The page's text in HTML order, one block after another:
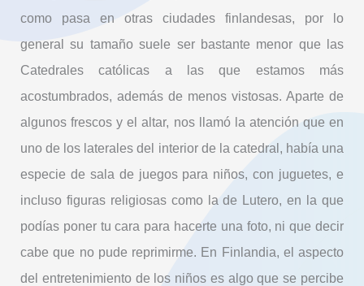
como pasa en otras ciudades finlandesas, por lo
general su tamaño suele ser bastante menor que las
Catedrales católicas a las que estamos más
acostumbrados, además de menos vistosas. Aparte de
algunos frescos y el altar, nos llamó la atención que en
uno de los laterales del interior de la catedral, había una
especie de sala de juegos para niños, con juguetes, e
incluso figuras religiosas como la de Lutero, en la que
podías poner tu cara para hacerte una foto, ni que decir
cabe que no pude reprimirme. En Finlandia, el aspecto
del entretenimiento de los niños es algo que se percibe